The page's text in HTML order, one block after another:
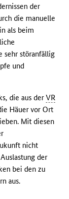
der
die manuelle
als beim
sehr störanfällig
und
die aus derVR
Häuer vor Ort
Mit diesen
nicht
der
bei den zu
aus.